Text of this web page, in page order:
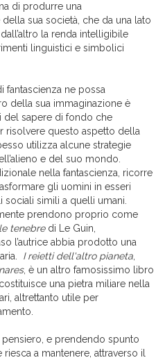
di produrre una
sua società, che da una lato
la renda intelligibile
linguistici e simbolici
fantascienza ne possa
della sua immaginazione è
del sapere di fondo che
risolvere questo aspetto della
utilizza alcune strategie
e del suo mondo.
nella fantascienza, ricorre
gli uomini in esseri
simili a quelli umani.
prendono proprio come
tenebredi Le Guin,
l’autrice abbia prodotto una
I reietti dell'altro pianeta
, è un altro famosissimo libro
una pietra miliare nella
altrettanto utile per
e prendendo spunto
a mantenere, attraverso il